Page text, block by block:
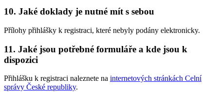
10. Jaké doklady je nutné mít s sebou
Přílohy přihlášky k registraci, které nebyly podány elektronicky.
11. Jaké jsou potřebné formuláře a kde jsou k
dispozici
Přihlášku k registraci naleznete na internetových stránkách Celní
správy České republiky.